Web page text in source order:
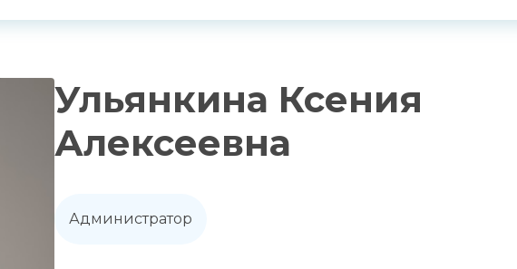
Ульянкина Ксения
Алексеевна
Администратор